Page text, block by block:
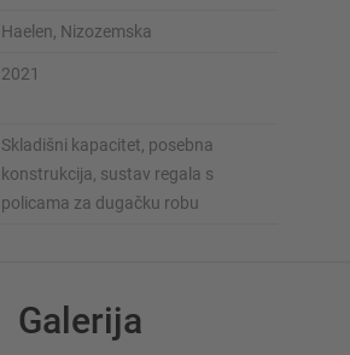
Haelen, Nizozemska
2021
Skladišni kapacitet, posebna
konstrukcija, sustav regala s
policama za dugačku robu
Galerija